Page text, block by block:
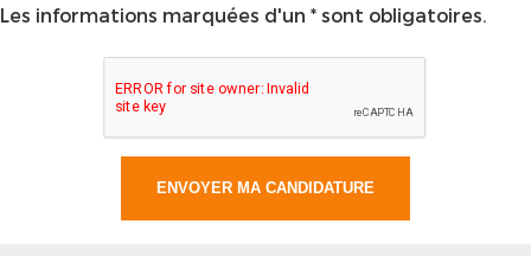
Les informations marquées d'un * sont obligatoires.